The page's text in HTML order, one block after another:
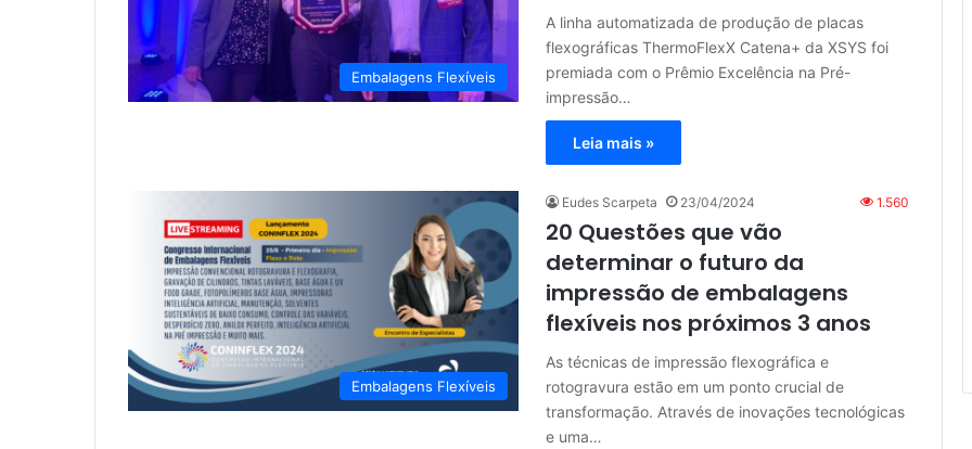
Embalagens Flexíveis
A linha automatizada de produção de placas
flexográficas ThermoFlexX Catena+ da XSYS foi
premiada com o Prêmio Excelência na Pré-
impressão…
Leia mais »
Embalagens Flexíveis
Eudes Scarpeta 23/04/2024 1.560
20 Questões que vão
determinar o futuro da
impressão de embalagens
flexíveis nos próximos 3 anos
As técnicas de impressão flexográfica e
rotogravura estão em um ponto crucial de
transformação. Através de inovações tecnológicas
e uma…